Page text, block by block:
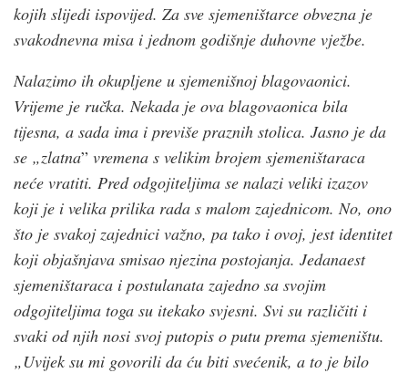
kojih slijedi ispovijed. Za sve sjemeništarce obvezna je
svakodnevna misa i jednom godišnje duhovne vježbe.
Nalazimo ih okupljene u sjemenišnoj blagovaonici.
Vrijeme je ručka. Nekada je ova blagovaonica bila
tijesna, a sada ima i previše praznih stolica. Jasno je da
se „zlatna” vremena s velikim brojem sjemeništaraca
neće vratiti. Pred odgojiteljima se nalazi veliki izazov
koji je i velika prilika rada s malom zajednicom. No, ono
što je svakoj zajednici važno, pa tako i ovoj, jest identitet
koji objašnjava smisao njezina postojanja. Jedanaest
sjemeništaraca i postulanata zajedno sa svojim
odgojiteljima toga su itekako svjesni. Svi su različiti i
svaki od njih nosi svoj putopis o putu prema sjemeništu.
„Uvijek su mi govorili da ću biti svećenik, a to je bilo